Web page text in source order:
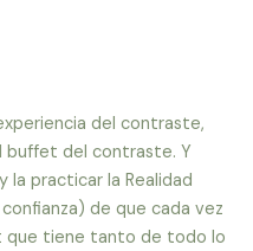
del contraste,
buffet del contraste. Y
la practicar la Realidad
de que cada vez
que tiene tanto de todo lo